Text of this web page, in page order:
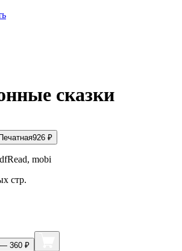
сказки
Печатная926 ₽
mobi
стр.
— 360 ₽